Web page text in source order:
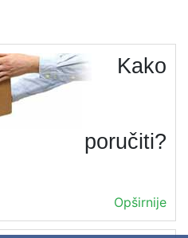
Kako
poručiti?
Opširnije